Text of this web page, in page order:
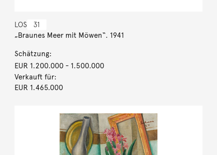
LOS 31
„Braunes Meer mit Möwen“. 1941
Schätzung:
EUR 1.200.000- 1.500.000
Verkauft für:
EUR 1.465.000